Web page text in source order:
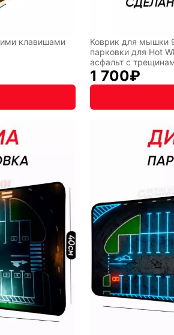
клавишами
Коврик для мышки
парковки для Hot
асфальт с
1 700₽